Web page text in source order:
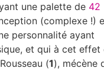
une palette de 42
(complexe !)
personnalité ayant
et qui à cet effet
(1), mécène